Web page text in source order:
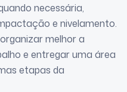
necessária,
e nivelamento.
melhor a
e entregar uma área
etapas da